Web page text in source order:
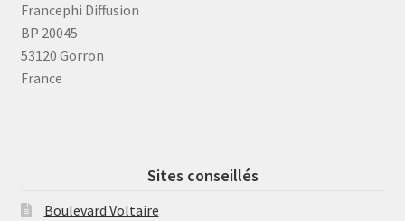
Francephi Diffusion
BP 20045
53120 Gorron
France
Sites conseillés
Boulevard Voltaire